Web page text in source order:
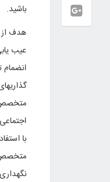
باشید.
هدف از
عیب
متخصص
با
متخصص